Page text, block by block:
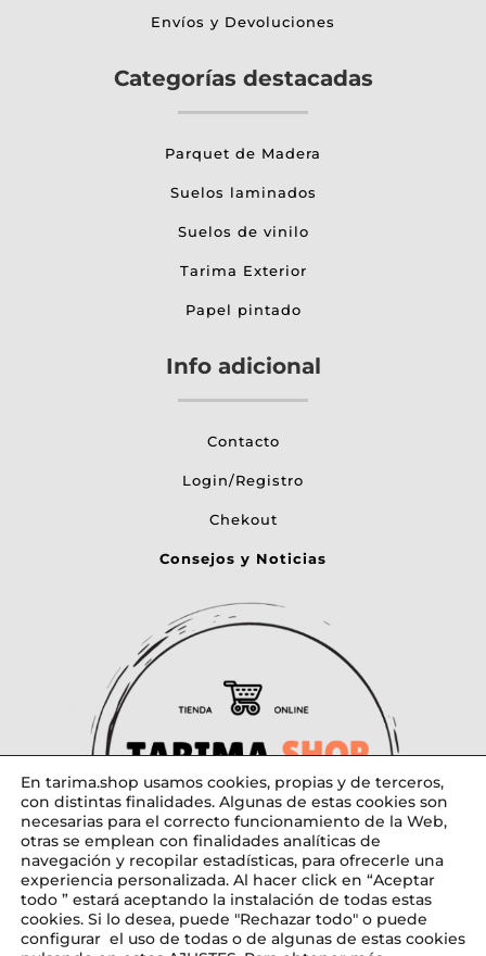
Envíos y Devoluciones
Categorías destacadas
Parquet de Madera
Suelos laminados
Suelos de vinilo
Tarima Exterior
Papel pintado
Info adicional
Contacto
Login/Registro
Chekout
Consejos y Noticias
En tarima.shop usamos cookies, propias y de terceros,
con distintas finalidades. Algunas de estas cookies son
necesarias para el correcto funcionamiento de la Web,
otras se emplean con finalidades analíticas de
navegación y recopilar estadísticas, para ofrecerle una
experiencia personalizada. Al hacer click en “Aceptar
todo ” estará aceptando la instalación de todas estas
cookies. Si lo desea, puede "Rechazar todo" o puede
configurar el uso de todas o de algunas de estas cookies